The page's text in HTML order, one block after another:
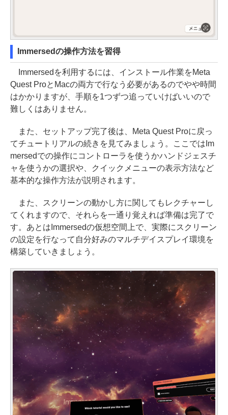
Immersedの操作方法を習得
Immersedを利用するには、インストール作業をMeta
Quest ProとMacの両方で行なう必要があるのでやや時間
はかかりますが、手順を1つずつ追っていけばいいので
難しくはありません。
また、セットアップ完了後は、Meta Quest Proに戻っ
てチュートリアルの続きを見てみましょう。ここではIm
mersedでの操作にコントローラを使うかハンドジェスチ
ャを使うかの選択や、クイックメニューの表示方法など
基本的な操作方法が説明されます。
また、スクリーンの動かし方に関してもレクチャーし
てくれますので、それらを一通り覚えれば準備は完了で
す。あとはImmersedの仮想空間上で、実際にスクリーン
の設定を行なって自分好みのマルチデイスプレイ環境を
構築していきましょう。